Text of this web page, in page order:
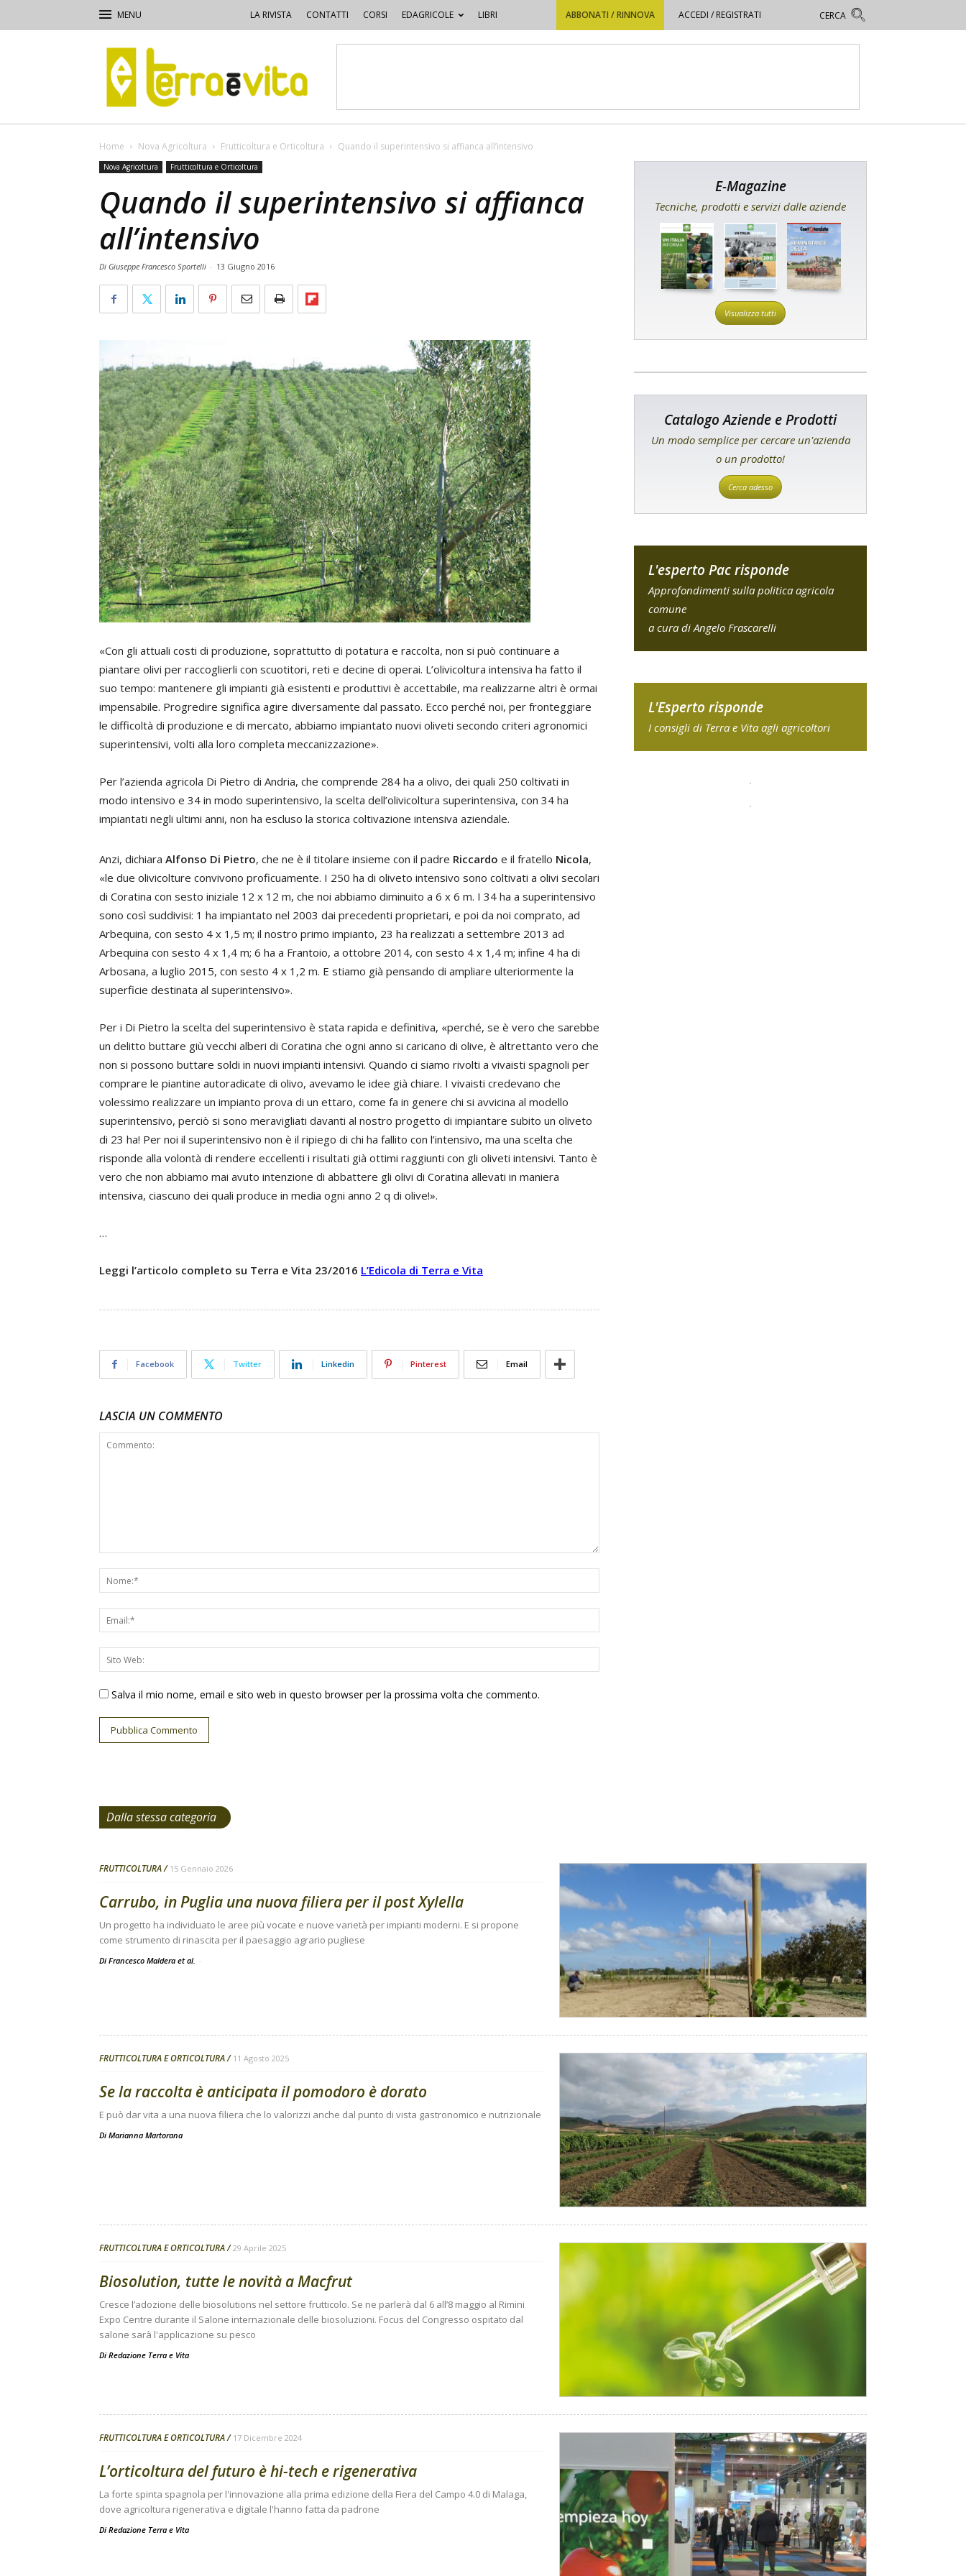
LA RIVISTA CONTATTI CORSI EDAGRICOLE LIBRI ABBONATI / RINNOVA ACCEDI / REGISTRATI
Terra
e
Vita
Home Nova Agricoltura Frutticoltura e Orticoltura Quando il superintensivo si affianca all’intensivo
Nova Agricoltura Frutticoltura e Orticoltura
Quando il superintensivo si affianca
all’intensivo
Di Giuseppe Francesco Sportelli - 13 Giugno 2016
«Con gli attuali costi di produzione, soprattutto di potatura e raccolta, non si può continuare a
piantare olivi per raccoglierli con scuotitori, reti e decine di operai. L’olivicoltura intensiva ha fatto il
suo tempo: mantenere gli impianti già esistenti e produttivi è accettabile, ma realizzarne altri è ormai
impensabile. Progredire significa agire diversamente dal passato. Ecco perché noi, per fronteggiare
le difficoltà di produzione e di mercato, abbiamo impiantato nuovi oliveti secondo criteri agronomici
superintensivi, volti alla loro completa meccanizzazione».
Per l’azienda agricola Di Pietro di Andria, che comprende 284 ha a olivo, dei quali 250 coltivati in
modo intensivo e 34 in modo superintensivo, la scelta dell’olivicoltura superintensiva, con 34 ha
impiantati negli ultimi anni, non ha escluso la storica coltivazione intensiva aziendale.
Anzi, dichiara Alfonso Di Pietro, che ne è il titolare insieme con il padre Riccardo e il fratello Nicola,
«le due olivicolture convivono proficuamente. I 250 ha di oliveto intensivo sono coltivati a olivi secolari
di Coratina con sesto iniziale 12 x 12 m, che noi abbiamo diminuito a 6 x 6 m. I 34 ha a superintensivo
sono così suddivisi: 1 ha impiantato nel 2003 dai precedenti proprietari, e poi da noi comprato, ad
Arbequina, con sesto 4 x 1,5 m; il nostro primo impianto, 23 ha realizzati a settembre 2013 ad
Arbequina con sesto 4 x 1,4 m; 6 ha a Frantoio, a ottobre 2014, con sesto 4 x 1,4 m; infine 4 ha di
Arbosana, a luglio 2015, con sesto 4 x 1,2 m. E stiamo già pensando di ampliare ulteriormente la
superficie destinata al superintensivo».
Per i Di Pietro la scelta del superintensivo è stata rapida e definitiva, «perché, se è vero che sarebbe
un delitto buttare giù vecchi alberi di Coratina che ogni anno si caricano di olive, è altrettanto vero che
non si possono buttare soldi in nuovi impianti intensivi. Quando ci siamo rivolti a vivaisti spagnoli per
comprare le piantine autoradicate di olivo, avevamo le idee già chiare. I vivaisti credevano che
volessimo realizzare un impianto prova di un ettaro, come fa in genere chi si avvicina al modello
superintensivo, perciò si sono meravigliati davanti al nostro progetto di impiantare subito un oliveto
di 23 ha! Per noi il superintensivo non è il ripiego di chi ha fallito con l’intensivo, ma una scelta che
risponde alla volontà di rendere eccellenti i risultati già ottimi raggiunti con gli oliveti intensivi. Tanto è
vero che non abbiamo mai avuto intenzione di abbattere gli olivi di Coratina allevati in maniera
intensiva, ciascuno dei quali produce in media ogni anno 2 q di olive!».
…
Leggi l’articolo completo su Terra e Vita 23/2016 L’Edicola di Terra e Vita
Facebook Twitter Linkedin Pinterest Email
LASCIA UN COMMENTO
Salva il mio nome, email e sito web in questo browser per la prossima volta che commento.
E-Magazine
Tecniche, prodotti e servizi dalle aziende
Visualizza tutti
Catalogo Aziende e Prodotti
Un modo semplice per cercare un'azienda
o un prodotto!
Cerca adesso
L'esperto Pac risponde
Approfondimenti sulla politica agricola
comune
a cura di Angelo Frascarelli
L'Esperto risponde
I consigli di Terra e Vita agli agricoltori
Dalla stessa categoria
FRUTTICOLTURA 15 Gennaio 2026
Carrubo, in Puglia una nuova filiera per il post Xylella
Un progetto ha individuato le aree più vocate e nuove varietà per impianti moderni. E si propone
come strumento di rinascita per il paesaggio agrario pugliese
Di Francesco Maldera et al. -
FRUTTICOLTURA E ORTICOLTURA 11 Agosto 2025
Se la raccolta è anticipata il pomodoro è dorato
E può dar vita a una nuova filiera che lo valorizzi anche dal punto di vista gastronomico e nutrizionale
Di Marianna Martorana
FRUTTICOLTURA E ORTICOLTURA 29 Aprile 2025
Biosolution, tutte le novità a Macfrut
Cresce l’adozione delle biosolutions nel settore frutticolo. Se ne parlerà dal 6 all’8 maggio al Rimini
Expo Centre durante il Salone internazionale delle biosoluzioni. Focus del Congresso ospitato dal
salone sarà l'applicazione su pesco
Di Redazione Terra e Vita
FRUTTICOLTURA E ORTICOLTURA 17 Dicembre 2024
L’orticoltura del futuro è hi-tech e rigenerativa
La forte spinta spagnola per l'innovazione alla prima edizione della Fiera del Campo 4.0 di Malaga,
dove agricoltura rigenerativa e digitale l'hanno fatta da padrone
Di Redazione Terra e Vita